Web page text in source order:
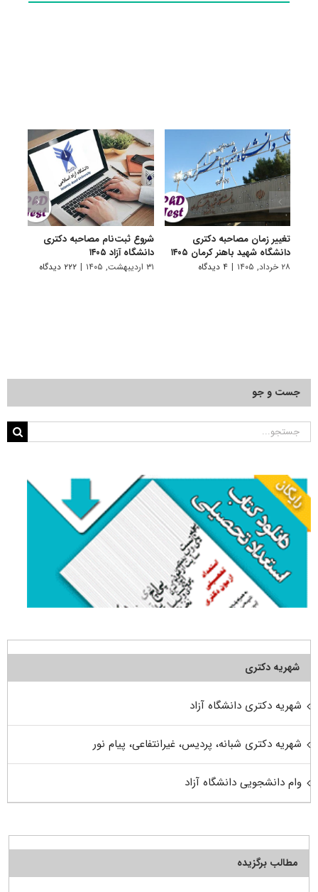
تغییر زمان مصاحبه دکتری
دانشگاه شهید باهنر کرمان ۱۴۰۵
۲۸ خرداد, ۱۴۰۵ | ۴ دیدگاه
شروع ثبت‌نام مصاحبه دکتری
دانشگاه آزاد ۱۴۰۵
۳۱ اردیبهشت, ۱۴۰۵ | ۲۲۲ دیدگاه
جست و جو
جستجو
شهریه دکتری
شهریه دکتری دانشگاه آزاد
شهریه دکتری شبانه، پردیس، غیرانتفاعی، پیام نور
وام دانشجویی دانشگاه آزاد
مطالب برگزیده